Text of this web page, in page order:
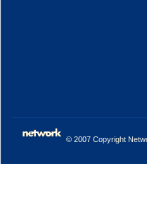
© 2007 Copyright